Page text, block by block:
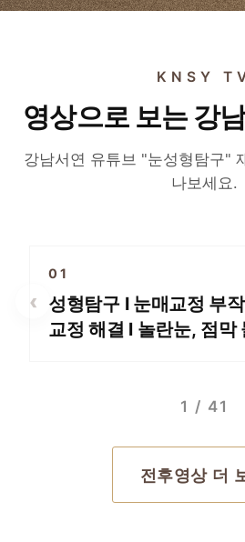
KNSY
영상으로 보는 강
강남서연 유튜브 "눈성형탐구"
나보세요.
‹
01
성형탐구 I 눈매교정 부
교정 해결 l 놀란눈, 점막
1 / 41
전후영상 더